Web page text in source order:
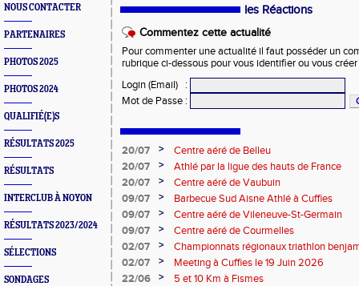
NOUS CONTACTER
PARTENAIRES
PHOTOS 2025
PHOTOS 2024
QUALIFIÉ(E)S
RÉSULTATS 2025
RÉSULTATS
INTERCLUB À NOYON
RÉSULTATS 2023/2024
SÉLECTIONS
SONDAGES
les Réactions
Commentez cette actualité
Pour commenter une actualité il faut posséder un
rubrique ci-dessous pour vous identifier ou vous
Login (Email)
:
Mot de Passe :
20/07 >
Centre aéré de Belleu
20/07
>
Athlé par la ligue des hauts de France
20/07
>
Centre aéré de Vaubuin
09/07
>
Barbecue Sud Aisne Athlé à Cuffies
09/07
>
Centre aéré de Vileneuve-St-Germain
09/07
>
Centre aéré de Courmelles
02/07
>
Championnats régionaux triathlon
2026
02/07 >
Meeting à Cuffies le 19 Juin 2026
22/06
>
5 et 10 Km à Fismes